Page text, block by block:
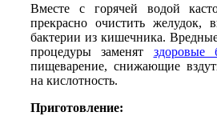
Вместе с горячей водой
прекрасно очистить желудок,
бактерии из кишечника.
процедуры заменят здоровые
пищеварение, снижающие
на кислотность.
Приготовление: